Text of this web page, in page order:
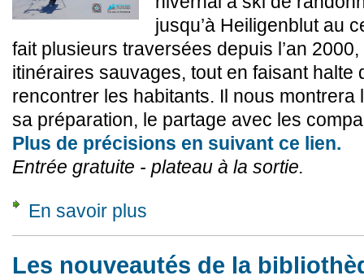
jusqu’à Heiligenblut au
fait plusieurs traversées depuis l’an
itinéraires sauvages, tout en faisant halte
rencontrer les habitants. Il nous montrera
sa préparation, le partage avec les
Plus de précisions en suivant ce lien.
Entrée gratuite - plateau à la sortie.
En savoir plus
Les nouveautés de la